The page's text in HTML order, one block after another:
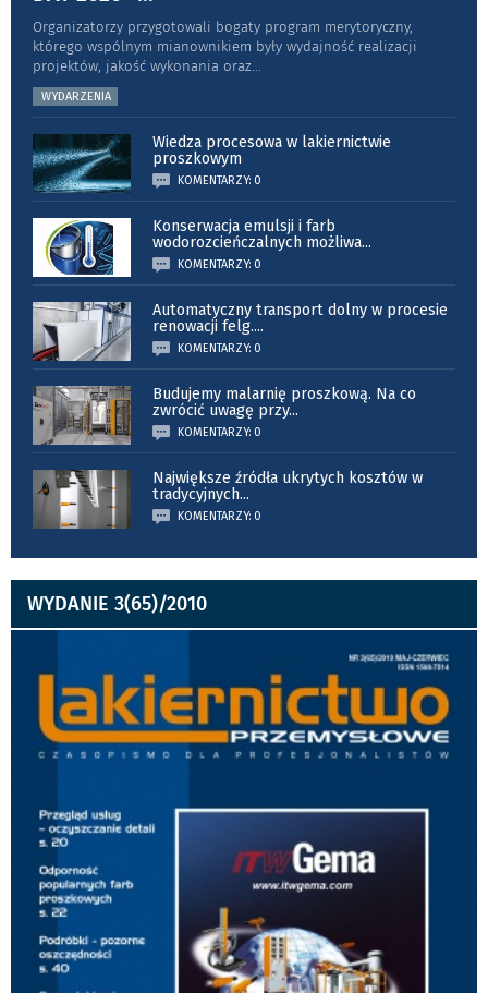
Organizatorzy przygotowali bogaty program merytoryczny,
którego wspólnym mianownikiem były wydajność realizacji
projektów, jakość wykonania oraz
WYDARZENIA
Wiedza procesowa w lakiernictwie
proszkowym
KOMENTARZY: 0
Konserwacja emulsji i farb
wodorozcieńczalnych możliwa...
KOMENTARZY: 0
Automatyczny transport dolny w procesie
renowacji felg....
KOMENTARZY: 0
Budujemy malarnię proszkową. Na co
zwrócić uwagę przy...
KOMENTARZY: 0
Największe źródła ukrytych kosztów w
tradycyjnych...
KOMENTARZY: 0
WYDANIE 3(65)/2010